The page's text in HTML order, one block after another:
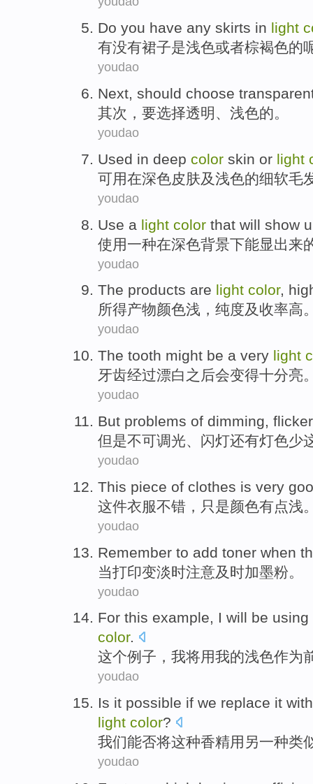
Do you have any skirts in light
有没有裙子是浅色或者棕褐色的
youdao
Next, should choose
其次 ， 要选择透明 、 浅色的。
youdao
Used in deep color skin or light
可用在深色皮肤及浅色的细软毛
youdao
Use a light color that will show
使用一种在深色背景下能显出来
youdao
The products are light color,
所得产物颜色浅 ， 纯度及 收率高
youdao
The tooth might be a very light
牙齿经过漂白 之后会变得十分亮
youdao
But problems of dimming, flicker
但是不可调光、 闪灯还有灯色少
youdao
This piece of clothes is very
这件衣服不错 ， 只是颜色有点浅
youdao
Remember to add toner when
当打印变淡时注意及时加墨粉 。
youdao
For this example, I will be using
color.
这个例子 ， 我将用我的浅色作为
youdao
Is it possible if we replace it with
light color?
我们能否将这种香精用 另一种类
youdao